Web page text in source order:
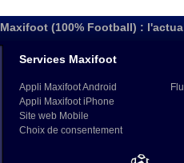
Maxifoot (100% Football) :
Services Maxifoot
Appli Maxifoot Android
Appli Maxifoot iPhone
Site web Mobile
Choix de consentement